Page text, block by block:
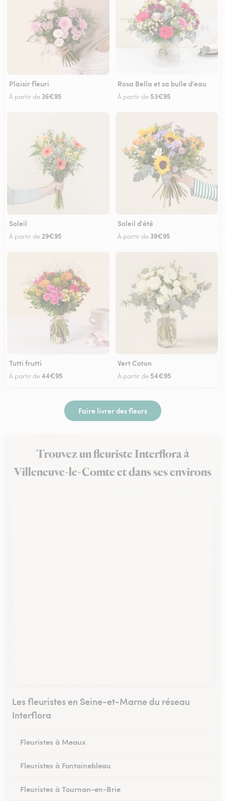
Plaisir fleuri
À partir de 36€95
Rosa Bella et sa bulle d'eau
À partir de 53€95
Soleil
À partir de 29€95
Soleil d'été
À partir de 39€95
Tutti frutti
À partir de44€95
Vert Coton
À partir de 54€95
Faire livrer des fleurs
Trouvez un fleuriste Interflora à
Villeneuve-le-Comte et dans ses environs
Les fleuristes en Seine-et-Marne du réseau
Interflora
Fleuristes à Meaux
Fleuristes à Fontainebleau
Fleuristes à Tournan-en-Brie